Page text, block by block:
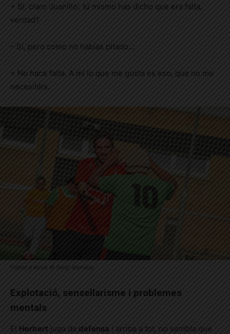
+ Sí, claro ‘Juanillo’, tú mismo has dicho que era falta,
verdad?
– Sí, pero como no habías pitado…
+ No hace falta. A mí lo que me gusta es eso, que no me
necesitéis.
Futbol a Assís © Sergi Alemany
Explotació, sensellarisme i problemes
mentals
El Herbert juga de defensa i arriba a tot, no sembla que